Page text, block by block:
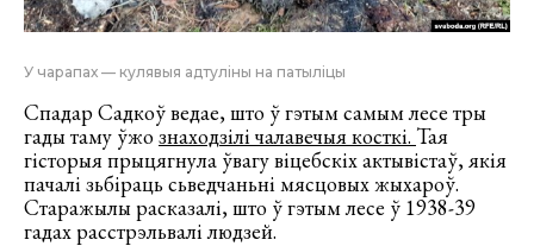
У чарапах — кулявыя адтуліны на патыліцы
Спадар Садкоў ведае, што ў гэтым самым лесе тры
гады таму ўжознаходзілі чалавечыя косткі. Тая
гісторыя прыцягнула ўвагу віцебскіх актывістаў, якія
пачалі зьбіраць сьведчаньні мясцовых жыхароў.
Старажылы расказалі, што ў гэтым лесе ў 1938-39
гадах расстрэльвалі людзей.